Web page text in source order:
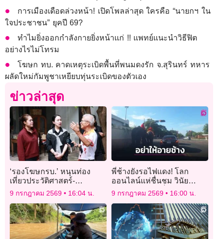
การเมืองเดือดล่วงหน้า! เปิดโพลล่าสุด ใครคือ “นายกฯ ใน
ใจประชาชน” ยุคปี 69?
ทำไมยิ่งออกกำลังกายยิ่งหน้าแก่ !! แพทย์แนะนำวิธีฟิต
อย่างไรไม่โทรม
โฆษก ทบ. คาดเหตุระเบิดพื้นที่พนมดงรัก จ.สุรินทร์ ทหาร
ผลัดใหม่กัมพูชาเหยียบทุ่นระเบิดของตัวเอง
ข่าวล่าสุด
‘รองโฆษกรบ.’ หนุนท่อง
เที่ยวประวัติศาสตร์-
วัฒนธรรมจังหวัดสงขลา
9 กรกฎาคม 2569 16:04 น.
พี่ช้างยังรอไฟแดง! โลก
ออนไลน์แห่ชื่นชม วินัย
จราจรตัวอย่างที่คนยังต้อง
ยกนิ้วให้
9 กรกฎาคม 2569 16:00 น.